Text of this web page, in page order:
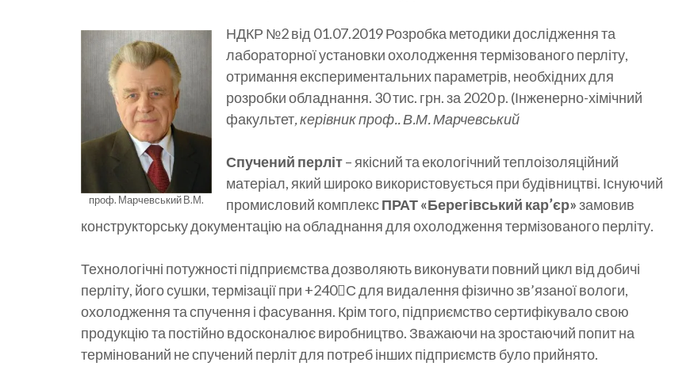
проф. Марчевський В.М.
НДКР №2 від 01.07.2019 Розробка методики дослідження та
лабораторної установки охолодження термізованого перліту,
отримання експериментальних параметрів, необхідних для
розробки обладнання. 30 тис. грн. за 2020 р. (Інженерно-хімічний
факультет, керівник проф.. В.М. Марчевський
Спучений перліт– якісний та екологічний теплоізоляційний
матеріал, який широко використовується при будівництві. Існуючий
промисловий комплексПРАТ «Берегівський кар’єр»замовив
конструкторську документацію на обладнання для охолодження термізованого перліту.
Технологічні потужності підприємства дозволяють виконувати повний цикл від добичі
перліту, його сушки, термізації при +240С для видалення фізично зв’язаної вологи,
охолодження та спучення і фасування. Крім того, підприємство сертифікувало свою
продукцію та постійно вдосконалює виробництво. Зважаючи на зростаючий попит на
термінований не спучений перліт для потреб інших підприємств було прийнято.